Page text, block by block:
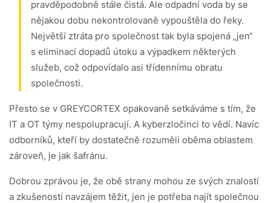
pravděpodobně stále čistá. Ale odpadní voda by se
nějakou dobu nekontrolovaně vypouštěla do řeky.
Největší ztráta pro společnost tak byla spojená „jen“
s eliminací dopadů útoku a výpadkem některých
služeb, což odpovídalo asi třídennímu obratu
společnosti.
Přesto se v GREYCORTEX opakovaně setkáváme s tím, že
IT a OT týmy nespolupracují. A kyberzločinci to vědí. Navíc
odborníků, kteří by dostatečně rozuměli oběma oblastem
zároveň, je jak šafránu.
Dobrou zprávou je, že obě strany mohou ze svých znalostí
a zkušeností navzájem těžit, jen je potřeba najít společnou